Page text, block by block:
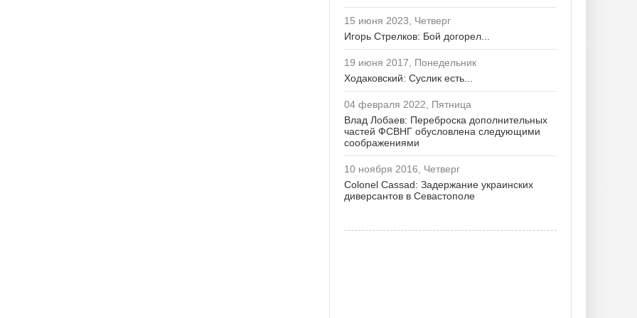
15 июня 2023, Четверг
Игорь Стрелков: Бой догорел...
19 июня 2017, Понедельник
Ходаковский: Суслик есть...
04 февраля 2022, Пятница
Влад Лобаев: Переброска дополнительных
частей ФСВНГ обусловлена следующими
соображениями
10 ноября 2016, Четверг
Colonel Cassad: Задержание украинских
диверсантов в Севастополе